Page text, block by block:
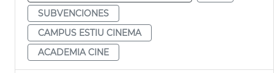
SUBVENCIONES
CAMPUS ESTIU CINEMA
ACADEMIA CINE